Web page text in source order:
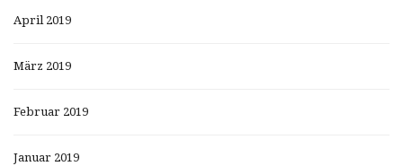
April 2019
März 2019
Februar 2019
Januar 2019